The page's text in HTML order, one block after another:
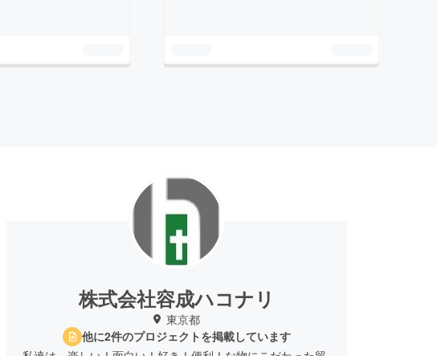
株式会社容成ハコナリ
東京都
他に2件のプロジェクトを掲載しています